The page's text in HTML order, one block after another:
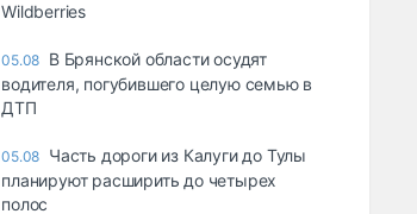
Wildberries
05.08 В Брянской области осудят
водителя, погубившего целую семью в
ДТП
05.08 Часть дороги из Калуги до Тулы
планируют расширить до четырех
полос